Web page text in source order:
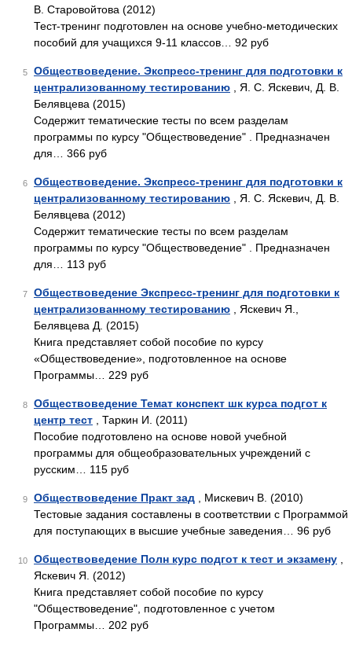
В. Старовойтова (2012)
Тест-тренинг подготовлен на основе учебно-методических
пособий для учащихся 9-11 классов… 92 руб
5
Обществоведение. Экспресс-тренинг для подготовки к
централизованному тестированию , Я. С. Яскевич, Д. В.
Белявцева (2015)
Содержит тематические тесты по всем разделам
программы по курсу "Обществоведение" . Предназначен
для… 366 руб
6
Обществоведение. Экспресс-тренинг для подготовки к
централизованному тестированию , Я. С. Яскевич, Д. В.
Белявцева (2012)
Содержит тематические тесты по всем разделам
программы по курсу "Обществоведение" . Предназначен
для… 113 руб
7
Обществоведение Экспресс-тренинг для подготовки к
централизованному тестированию , Яскевич Я.,
Белявцева Д. (2015)
Книга представляет собой пособие по курсу
«Обществоведение», подготовленное на основе
Программы… 229 руб
8
Обществоведение Темат конспект шк курса подгот к
центр тест , Таркин И. (2011)
Пособие подготовлено на основе новой учебной
программы для общеобразовательных учреждений с
русским… 115 руб
9 Обществоведение Практ зад , Мискевич В. (2010)
Тестовые задания составлены в соответствии с Программой
для поступающих в высшие учебные заведения… 96 руб
10 Обществоведение Полн курс подгот к тест и экзамену
Яскевич Я. (2012)
Книга представляет собой пособие по курсу
"Обществоведение", подготовленное с учетом
Программы… 202 руб